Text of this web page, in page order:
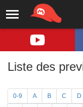
Liste des
0-9 A B C D